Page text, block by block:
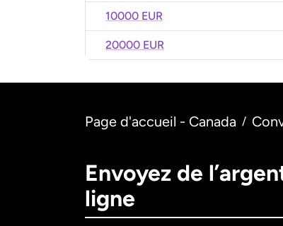
10000 EUR
20000 EUR
Page d'accueil - Canada /
Envoyez de
ligne